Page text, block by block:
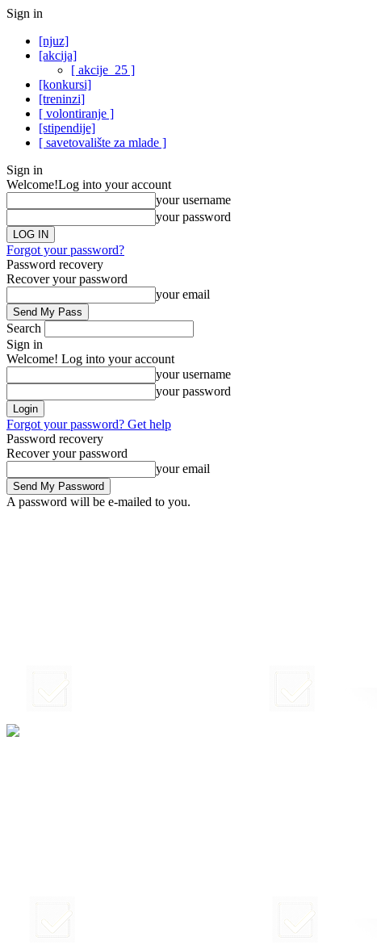
Sign in
[njuz]
[akcija]
[ akcije_25 ]
[konkursi]
[treninzi]
[ volontiranje ]
[stipendije]
[ savetovalište za mlade ]
Sign in
Welcome!Log into your account
your username
your password
Forgot your password?
Password recovery
Recover your password
your email
Search
Sign in
Welcome! Log into your account
your username
your password
Forgot your password? Get help
Password recovery
Recover your password
your email
A password will be e-mailed to you.